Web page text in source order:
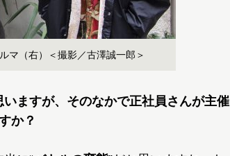
マ（右）＜撮影／古澤誠一郎＞
ますが、そのなかで正社員さんが主催
か？